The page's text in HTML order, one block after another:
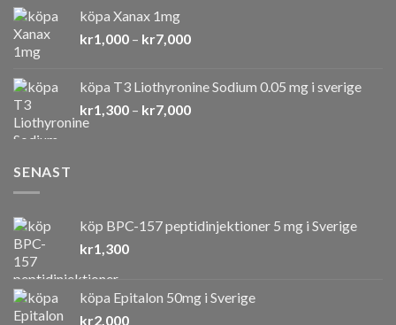
kr9,000
köpa Xanax 1mg
kr1,000 – kr7,000Prisintervall:
kr7,000
köpa T3 Liothyronine Sodium 0.05 mg i sverige
kr1,300 – kr7,000Prisintervall:
SENAST
köp BPC-157 peptidinjektioner 5 mg i Sverige
kr1,300
köpa Epitalon 50mg i Sverige
kr2,000